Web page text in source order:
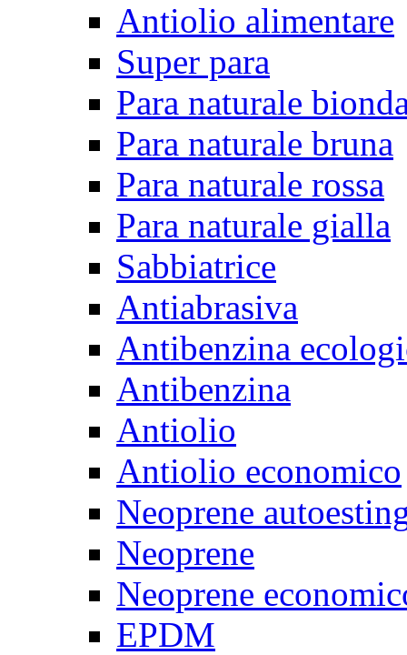
Antiolio alimentare
Super para
Para naturale
Para naturale bruna
Para naturale rossa
Para naturale gialla
Sabbiatrice
Antiabrasiva
Antibenzina
Antibenzina
Antiolio
Antiolio economico
Neoprene
Neoprene
Neoprene
EPDM